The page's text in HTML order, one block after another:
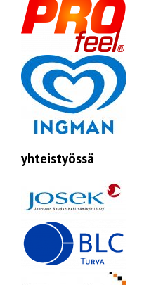
yhteistyössä